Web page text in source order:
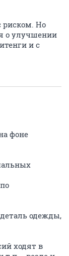
риском. Но
о улучшении
и с
фоне
одежды,
ходят в